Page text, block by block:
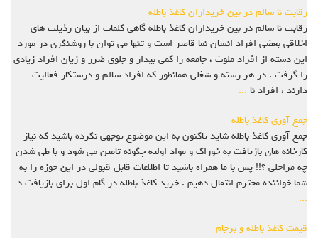
رقابت نا سالم در بین خریداران کاغذ باطله
رقابت نا سالم در بین خریداران کاغذ باطله گاهی کلمات از بیان رذیلت های
اخلاقی بعضی افراد انسان نما قاصر است و تنها می توان با روشنگری در مورد
این دسته از افراد ملوث ، جامعه را کمی بیدار و جلوی ضرر و زیان افراد زیادی
را گرفت . در هر رسته و شغلی همانطور که افراد سالم و درستکار فعالیت
دارند ، افراد نا ...
جمع آوری کاغذ باطله
جمع آوری کاغذ باطله شاید تاکنون به این موضوع توجهی نکرده باشید که نیاز
کارخانه های بازیافت به خوراک و مواد اولیه چگونه تامین می شود و با طی شدن
چه مراحلی ؟!! پس با ما همراه باشید تا اطلاعات قابل قبولی در این حوزه را به
شما خواننده محترم انتقال دهیم . خرید کاغذ باطله در گام اول برای بازیافت د
...
قیمت کاغذ باطله و برجام